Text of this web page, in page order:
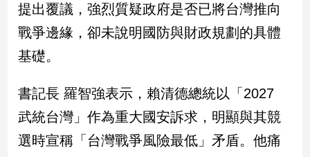
品
觀
點
民
國
會
點
提出覆議，強烈質疑政府是否已將台灣推向
戰爭邊緣，卻未說明國防與財政規劃的具體
基礎。
書記長 羅智強表示，賴清德總統以「2027
武統台灣」作為重大國安訴求，明顯與其競
選時宣稱「台灣戰爭風險最低」矛盾。他痛